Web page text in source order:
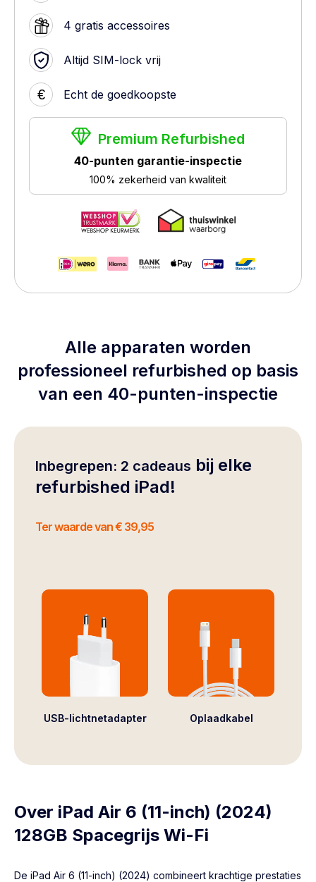
4 gratis accessoires
Altijd SIM-lock vrij
€ Echt de goedkoopste
Premium Refurbished
40-punten garantie-inspectie
100% zekerheid van kwaliteit
Alle apparaten worden
professioneel refurbished op basis
van een 40-punten-inspectie
Inbegrepen: 2 cadeaus bij elke
refurbished iPad!
Ter waarde van € 39,95
USB-lichtnetadapter Oplaadkabel
Over iPad Air 6 (11-inch) (2024)
128GB Spacegrijs Wi-Fi
De iPad Air 6 (11-inch) (2024) combineert krachtige prestaties